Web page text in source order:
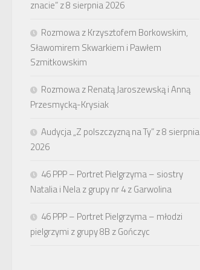
znacie” z 8 sierpnia 2026
Rozmowa z Krzysztofem Borkowskim,
Sławomirem Skwarkiem i Pawłem
Szmitkowskim
Rozmowa z Renatą Jaroszewską i Anną
Przesmycką-Krysiak
Audycja „Z polszczyzną na Ty” z 8 sierpnia
2026
46 PPP – Portret Pielgrzyma – siostry
Natalia i Nela z grupy nr 4 z Garwolina
46 PPP – Portret Pielgrzyma – młodzi
pielgrzymi z grupy 8B z Gończyc